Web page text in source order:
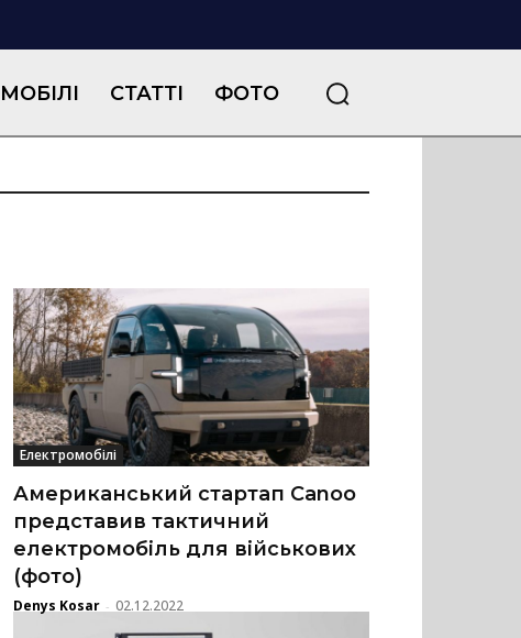
СТАТТІ ФОТО
Електромобілі
Американський стартап Canoo
представив тактичний
електромобіль для військових
(фото)
Denys Kosar - 02.12.2022